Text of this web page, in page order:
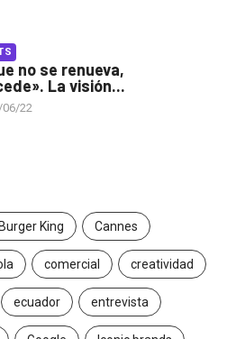
no se renueva,
La visión...
22
Burger King Cannes
comercial creatividad
ecuador entrevista